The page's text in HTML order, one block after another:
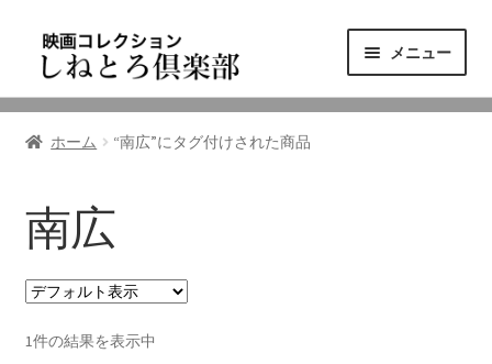
ゲ
シ
へ
キ
プ
テ
ツ
キ
プ
メニュー
ニュース
東三河の映画館
しねとろ倶楽部について
リンクの旅
ホーム “南広”にタグ付けされた商品
南広
1件の結果を表示中